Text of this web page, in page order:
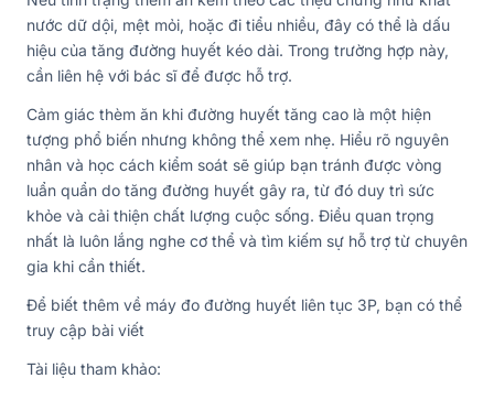
nước dữ dội, mệt mỏi, hoặc đi tiểu nhiều, đây có thể là dấu
hiệu của tăng đường huyết kéo dài. Trong trường hợp này,
cần liên hệ với bác sĩ để được hỗ trợ.
Cảm giác thèm ăn khi đường huyết tăng cao là một hiện
tượng phổ biến nhưng không thể xem nhẹ. Hiểu rõ nguyên
nhân và học cách kiểm soát sẽ giúp bạn tránh được vòng
luẩn quẩn do tăng đường huyết gây ra, từ đó duy trì sức
khỏe và cải thiện chất lượng cuộc sống. Điều quan trọng
nhất là luôn lắng nghe cơ thể và tìm kiếm sự hỗ trợ từ chuyên
gia khi cần thiết.
Để biết thêm về máy đo đường huyết liên tục 3P, bạn có thể
truy cập bài viết
Tài liệu tham khảo: